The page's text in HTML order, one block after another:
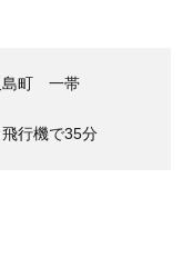
島町 一帯
行機で35分